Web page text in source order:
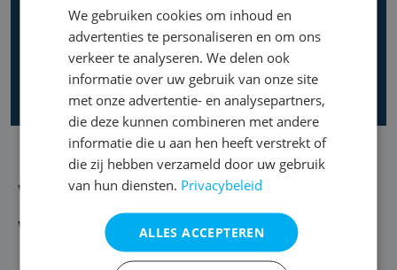
Vocht in de kelder bestrijden
Vochtproblemen kelder
We gebruiken cookies om inhoud en
advertenties te personaliseren en om ons
verkeer te analyseren. We delen ook
informatie over uw gebruik van onze site
met onze advertentie- en analysepartners,
die deze kunnen combineren met andere
informatie die u aan hen heeft verstrekt of
die zij hebben verzameld door uw gebruik
van hun diensten. Privacybeleid
ALLES ACCEPTEREN